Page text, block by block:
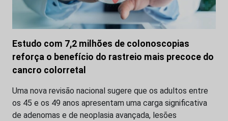
Estudo com 7,2 milhões de colonoscopias
reforça o benefício do rastreio mais precoce do
cancro colorretal
Uma nova revisão nacional sugere que os adultos entre
os 45 e os 49 anos apresentam uma carga significativa
de adenomas e de neoplasia avançada, lesões